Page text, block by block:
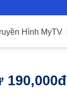
Hình MyTV
190,000đ